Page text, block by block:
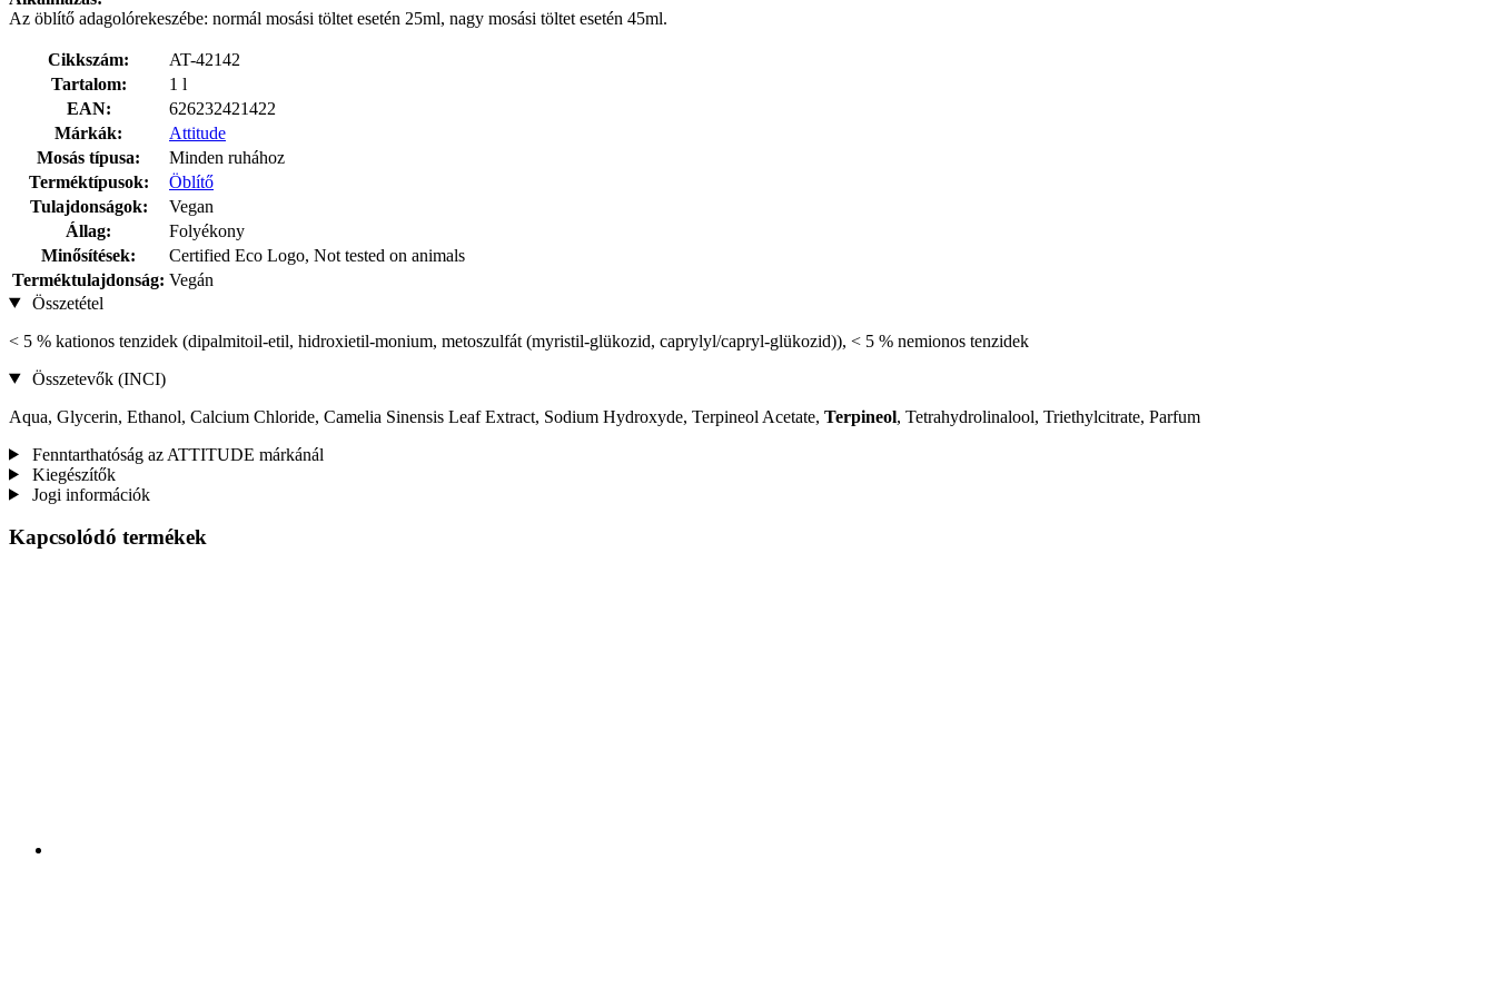
Az öblítő adagolórekeszébe: normál mosási töltet esetén 25ml, nagy mosási töltet esetén 45ml.
Cikkszám:
AT-42142
Tartalom:
1 l
EAN:
626232421422
Márkák:
Attitude
Mosás típusa:
Minden ruhához
Terméktípusok:
Öblítő
Tulajdonságok:
Vegan
Állag:
Folyékony
Minősítések:
Certified Eco Logo, Not tested on animals
Terméktulajdonság: Vegán
Összetétel
< 5 % kationos tenzidek (dipalmitoil-etil, hidroxietil-monium, metoszulfát (myristil‑glükozid, caprylyl/capryl‑glükozid)), < 5 % nemionos tenzidek
Összetevők (INCI)
Aqua, Glycerin, Ethanol, Calcium Chloride, Camelia Sinensis Leaf Extract, Sodium Hydroxyde, Terpineol Acetate, Terpineol, Tetrahydrolinalool, Triethylcitrate, Parfum
Fenntarthatóság az ATTITUDE márkánál
Kiegészítők
Jogi információk
Kapcsolódó termékek